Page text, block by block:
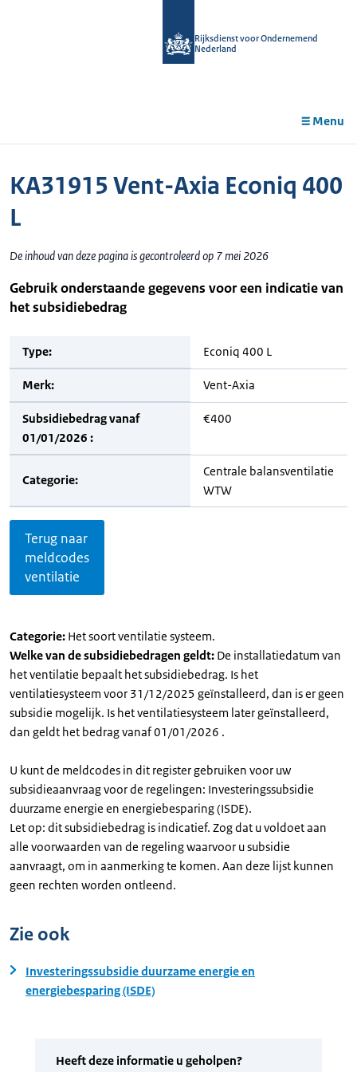
Rijksdienst voor Ondernemend
Nederland
Menu
KA31915 Vent-Axia Econiq 400
L
De inhoud van deze pagina is gecontroleerd op 7 mei 2026
Gebruik onderstaande gegevens voor een indicatie van
het subsidiebedrag
Type: Econiq 400 L
Merk: Vent-Axia
Subsidiebedrag vanaf
01/01/2026 :
€400
Categorie:
Centrale balansventilatie
WTW
Terug naar
meldcodes
ventilatie
Categorie: Het soort ventilatie systeem.
Welke van de subsidiebedragen geldt: De installatiedatum van
het ventilatie bepaalt het subsidiebedrag. Is het
ventilatiesysteem voor 31/12/2025 geïnstalleerd, dan is er geen
subsidie mogelijk. Is het ventilatiesysteem later geïnstalleerd,
dan geldt het bedrag vanaf 01/01/2026 .
U kunt de meldcodes in dit register gebruiken voor uw
subsidieaanvraag voor de regelingen: Investeringssubsidie
duurzame energie en energiebesparing (ISDE).
Let op: dit subsidiebedrag is indicatief. Zog dat u voldoet aan
alle voorwaarden van de regeling waarvoor u subsidie
aanvraagt, om in aanmerking te komen. Aan deze lijst kunnen
geen rechten worden ontleend.
Zie ook
Investeringssubsidie duurzame energie en
energiebesparing (ISDE)